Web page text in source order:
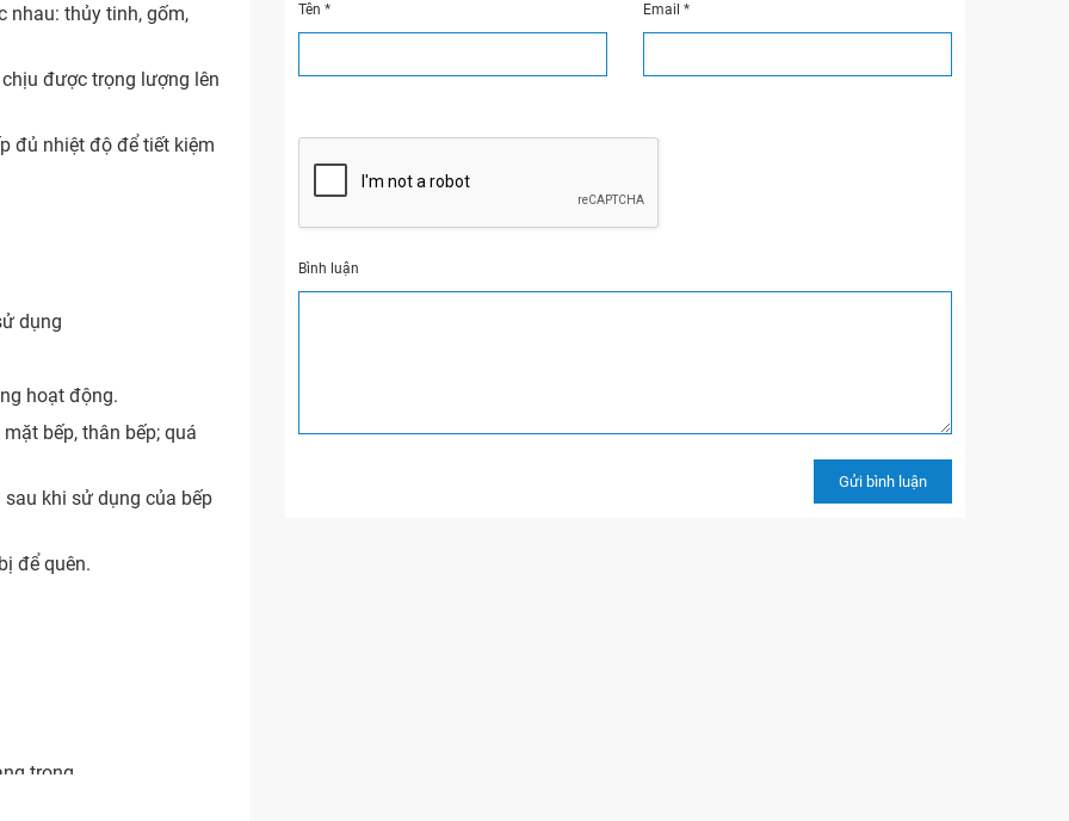
nhau: thủy tinh, gốm,
được trọng lượng lên
đủ nhiệt độ để tiết kiệm
dụng
hoạt động.
bếp, thân bếp; quá
khi sử dụng của bếp
để quên.
trọng
sinh mặt bếp).
Tên* Email *
Bình luận